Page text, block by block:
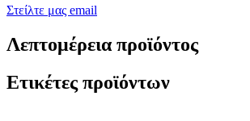
Στείλτε μας email
Λεπτομέρεια προϊόντος
Ετικέτες προϊόντων